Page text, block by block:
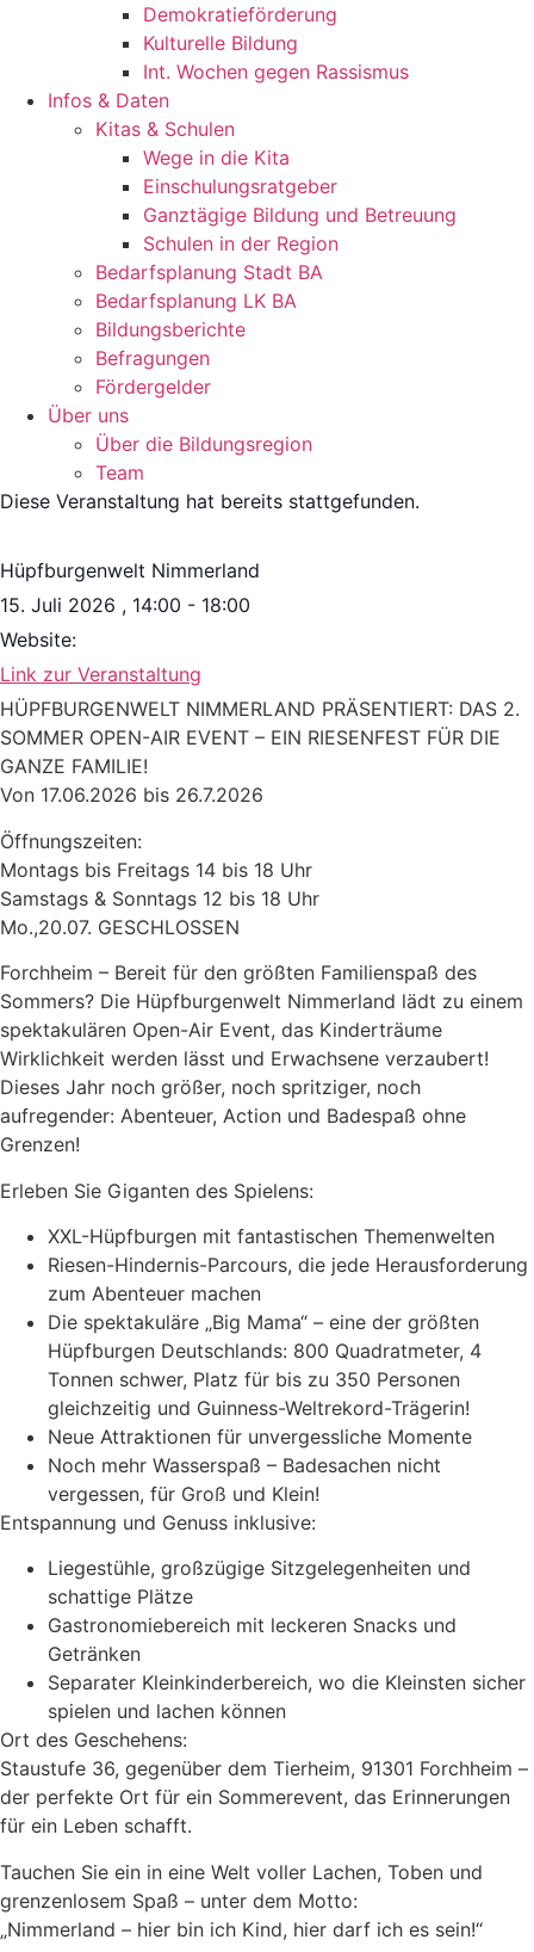
Demokratieförderung
Kulturelle Bildung
Int. Wochen gegen Rassismus
Infos & Daten
Kitas & Schulen
Wege in die Kita
Einschulungsratgeber
Ganztägige Bildung und Betreuung
Schulen in der Region
Bedarfsplanung Stadt BA
Bedarfsplanung LK BA
Bildungsberichte
Befragungen
Förder­gelder
Über uns
Über die Bildungsregion
Team
Diese Veranstaltung hat bereits stattgefunden.
Hüpfburgenwelt Nimmerland
15. Juli 2026 , 14:00 - 18:00
Website:
Link zur Veranstaltung
HÜPFBURGENWELT NIMMERLAND PRÄSENTIERT: DAS 2.
SOMMER OPEN-AIR EVENT – EIN RIESENFEST FÜR DIE
GANZE FAMILIE!
Von 17.06.2026 bis 26.7.2026
Öffnungszeiten:
Montags bis Freitags 14 bis 18 Uhr
Samstags & Sonntags 12 bis 18 Uhr
Mo.,20.07. GESCHLOSSEN
Forchheim – Bereit für den größten Familienspaß des
Sommers? Die Hüpfburgenwelt Nimmerland lädt zu einem
spektakulären Open-Air Event, das Kinderträume
Wirklichkeit werden lässt und Erwachsene verzaubert!
Dieses Jahr noch größer, noch spritziger, noch
aufregender: Abenteuer, Action und Badespaß ohne
Grenzen!
Erleben Sie Giganten des Spielens:
XXL-Hüpfburgen mit fantastischen Themenwelten
Riesen-Hindernis-Parcours, die jede Herausforderung
zum Abenteuer machen
Die spektakuläre „Big Mama“ – eine der größten
Hüpfburgen Deutschlands: 800 Quadratmeter, 4
Tonnen schwer, Platz für bis zu 350 Personen
gleichzeitig und Guinness-Weltrekord-Trägerin!
Neue Attraktionen für unvergessliche Momente
Noch mehr Wasserspaß – Badesachen nicht
vergessen, für Groß und Klein!
Entspannung und Genuss inklusive:
Liegestühle, großzügige Sitzgelegenheiten und
schattige Plätze
Gastronomiebereich mit leckeren Snacks und
Getränken
Separater Kleinkinderbereich, wo die Kleinsten sicher
spielen und lachen können
Ort des Geschehens:
Staustufe 36, gegenüber dem Tierheim, 91301 Forchheim –
der perfekte Ort für ein Sommerevent, das Erinnerungen
für ein Leben schafft.
Tauchen Sie ein in eine Welt voller Lachen, Toben und
grenzenlosem Spaß – unter dem Motto:
„Nimmerland – hier bin ich Kind, hier darf ich es sein!“